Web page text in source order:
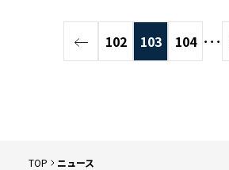
102 103 104 ･･･
TOP ニュース